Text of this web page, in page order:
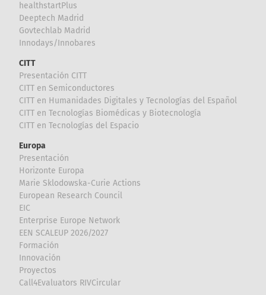
healthstartPlus
Deeptech Madrid
Govtechlab Madrid
Innodays/Innobares
CITT
Presentación CITT
CITT en Semiconductores
CITT en Humanidades Digitales y Tecnologías del Español
CITT en Tecnologías Biomédicas y Biotecnología
CITT en Tecnologías del Espacio
Europa
Presentación
Horizonte Europa
Marie Sklodowska-Curie Actions
European Research Council
EIC
Enterprise Europe Network
EEN SCALEUP 2026/2027
Formación
Innovación
Proyectos
Call4Evaluators RIVCircular